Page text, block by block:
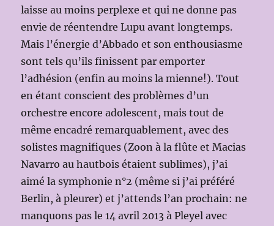
laisse au moins perplexe et qui ne donne pas
envie de réentendre Lupu avant longtemps.
Mais l’énergie d’Abbado et son enthousiasme
sont tels qu’ils finissent par emporter
l’adhésion (enfin au moins la mienne!). Tout
en étant conscient des problèmes d’un
orchestre encore adolescent, mais tout de
même encadré remarquablement, avec des
solistes magnifiques (Zoon à la flûte et Macias
Navarro au hautbois étaient sublimes), j’ai
aimé la symphonie n°2 (même si j’ai préféré
Berlin, à pleurer) et j’attends l’an prochain: ne
manquons pas le 14 avril 2013 à Pleyel avec